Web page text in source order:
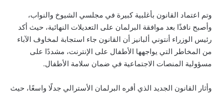
وتم اعتماد القانون بأغلبية كبيرة في مجلسي الشيوخ والنواب،
وأصبح نافذًا بعد موافقة البرلمان على التعديلات النهائية، حيث أكد
رئيس الوزراء أنتوني ألبانيز أن القانون جاء استجابة لمخاوف الآباء
من المخاطر التي يواجهها الأطفال على الإنترنت، مشددًا على
مسؤولية المنصات الاجتماعية في ضمان سلامة الأطفال.
وأثار القانون الجديد الذي أقره البرلمان الأسترالي جدلًا واسعًا، حيث